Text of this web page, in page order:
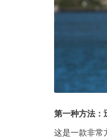
第一种方法：
这是一款非常